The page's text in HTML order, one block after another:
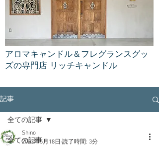
アロマキャンドル＆フレグランスグッ
ズの専門店 リッチキャンドル
記事
全ての記事
全ての記事
Shino
2023年5月18日 読了時間: 3分